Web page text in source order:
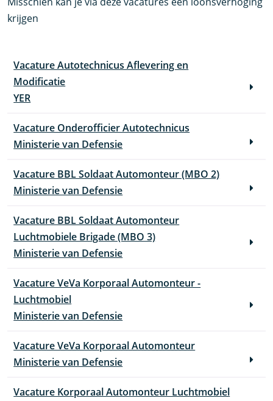
krijgen
Vacature Autotechnicus Aflevering en
Modificatie
YER
Vacature Onderofficier Autotechnicus
Ministerie van Defensie
Vacature BBL Soldaat Automonteur (MBO 2)
Ministerie van Defensie
Vacature BBL Soldaat Automonteur
Luchtmobiele Brigade (MBO 3)
Ministerie van Defensie
Vacature VeVa Korporaal Automonteur -
Luchtmobiel
Ministerie van Defensie
Vacature VeVa Korporaal Automonteur
Ministerie van Defensie
Vacature Korporaal Automonteur Luchtmobiel